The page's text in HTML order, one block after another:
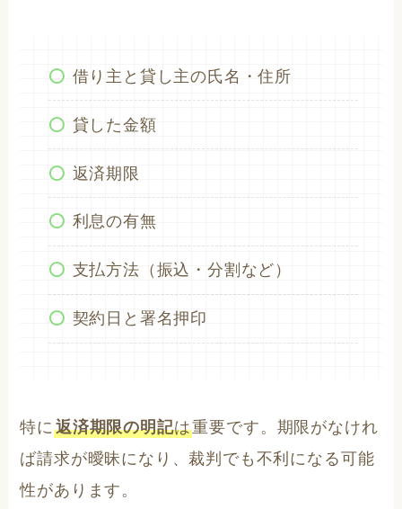
借り主と貸し主の氏名・住所
貸した金額
返済期限
利息の有無
支払方法（振込・分割など）
契約日と署名押印
特に返済期限の明記は重要です。期限がなけれ
ば請求が曖昧になり、裁判でも不利になる可能
性があります。